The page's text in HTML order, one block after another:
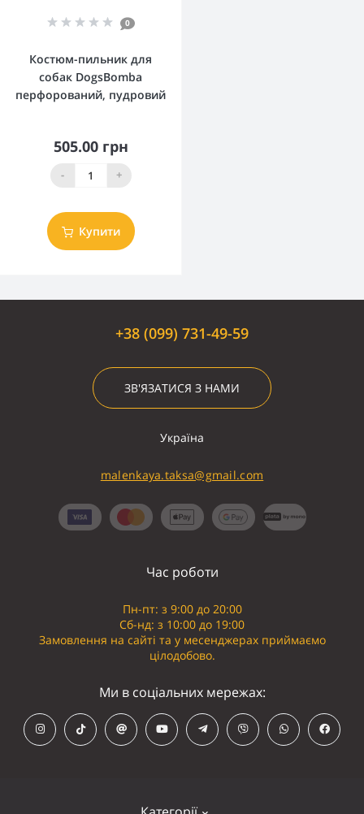
0
Костюм-пильник для
собак DogsBomba
перфорований, пудровий
505.00 грн
- +
Купити
+38 (099) 731-49-59
ЗВ'ЯЗАТИСЯ З НАМИ
Україна
malenkaya.taksa@gmail.com
Час роботи
Пн-пт: з 9:00 до 20:00
Сб-нд: з 10:00 до 19:00
Замовлення на сайті та у месенджерах приймаємо
цілодобово.
Ми в соціальних мережах: